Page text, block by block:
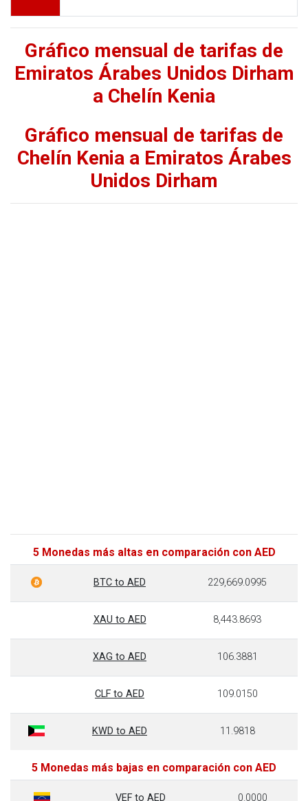
Gráfico mensual de tarifas de
Emiratos Árabes Unidos Dirham
a Chelín Kenia
Gráfico mensual de tarifas de
Chelín Kenia a Emiratos Árabes
Unidos Dirham
5 Monedas más altas en comparación con AED
BTC to AED 229,669.0995
XAU to AED 8,443.8693
XAG to AED 106.3881
CLF to AED 109.0150
KWD to AED 11.9818
5 Monedas más bajas en comparación con AED
VEF to AED 0.0000